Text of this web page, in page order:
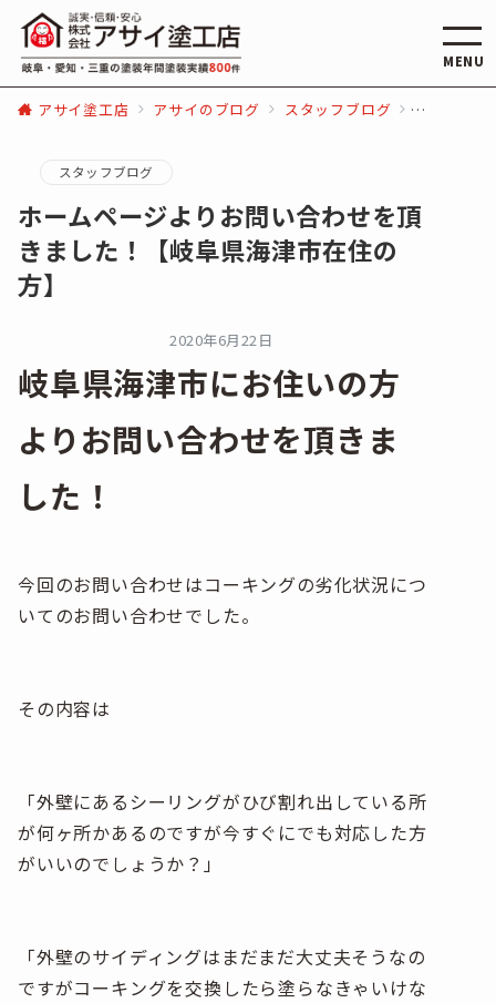
MENU
アサイ塗工店 アサイのブログ スタッフブログ ホームペ
スタッフブログ
ホームページよりお問い合わせを頂
きました！【岐阜県海津市在住の
方】
2020年6月22日
岐阜県海津市にお住いの方
よりお問い合わせを頂きま
した！
今回のお問い合わせはコーキングの劣化状況につ
いてのお問い合わせでした。
その内容は
「外壁にあるシーリングがひび割れ出している所
が何ヶ所かあるのですが今すぐにでも対応した方
がいいのでしょうか？」
「外壁のサイディングはまだまだ大丈夫そうなの
ですがコーキングを交換したら塗らなきゃいけな